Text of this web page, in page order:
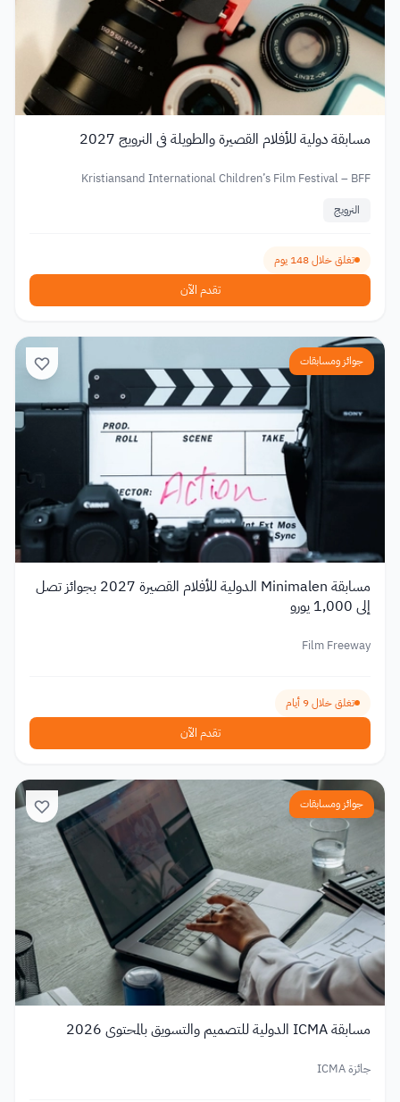
مسابقة دولية للأفلام القصيرة والطويلة في النرويج 2027
Kristiansand International Children’s Film Festival – BFF
النرويج
تغلق خلال 148 يوم
تقدم الآن
جوائز ومسابقات
مسابقة Minimalen الدولية للأفلام القصيرة 2027 بجوائز تصل
إلى 1,000 يورو
Film Freeway
تغلق خلال 9 أيام
تقدم الآن
جوائز ومسابقات
مسابقة ICMA الدولية للتصميم والتسويق بالمحتوى 2026
جائزة ICMA